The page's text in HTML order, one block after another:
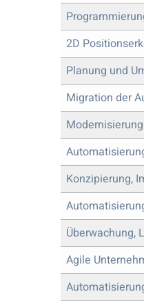
2D
Planung und
Migration der
Konzipierung,
Überwachung,
Agile